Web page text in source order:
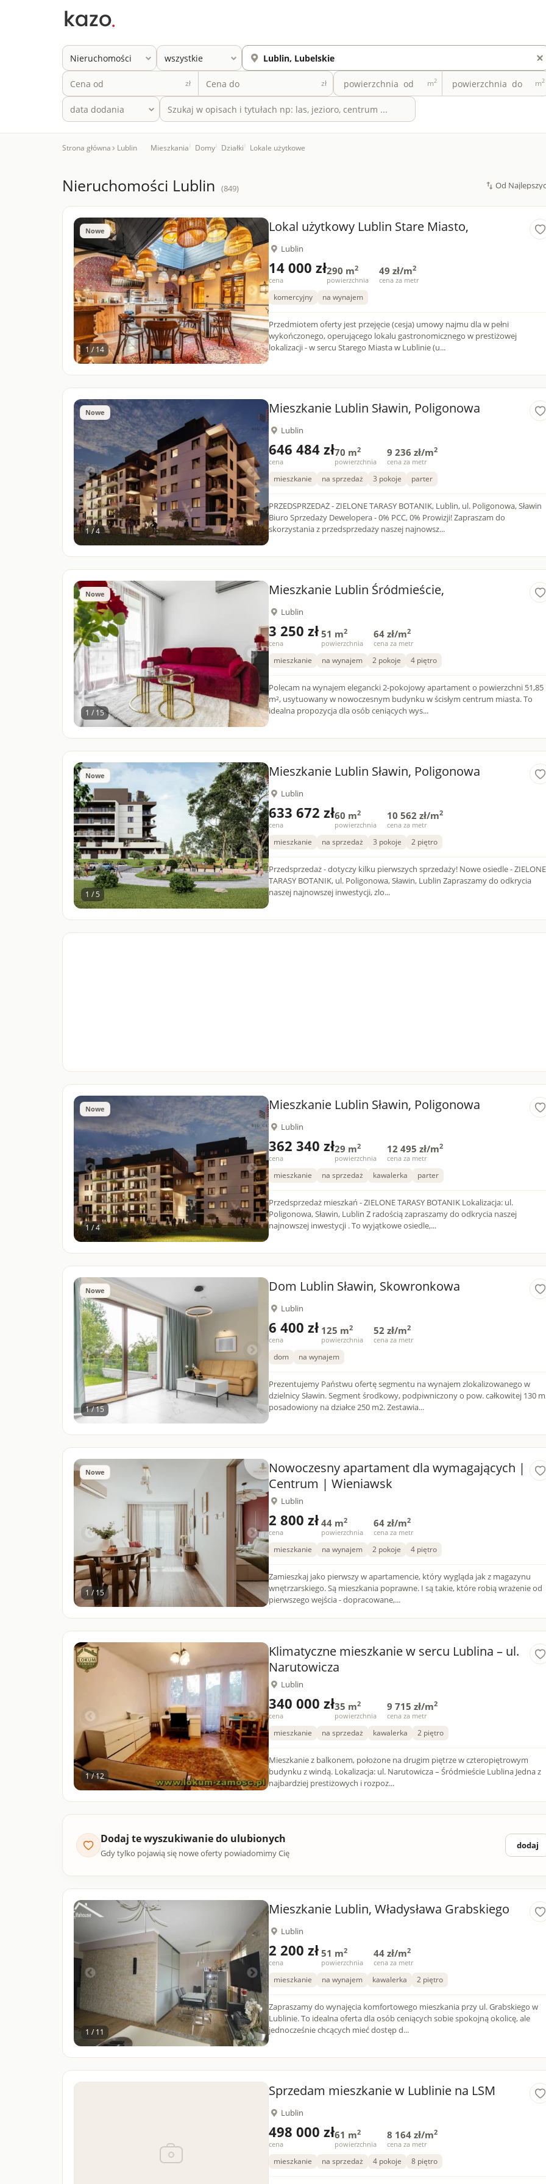
zł zł m2 m2
Strona główna Lublin Mieszkania Domy Działki Lokale użytkowe
Nieruchomości Lublin (849)
1 / 14
Nowe Lokal użytkowy Lublin Stare Miasto,
Lublin
14 000 zł
cena
290 m2
powierzchnia
49 zł/m2
cena za metr
komercyjny na wynajem
Przedmiotem oferty jest przejęcie (cesja) umowy najmu dla w pełni
wykończonego, operującego lokalu gastronomicznego w prestiżowej
lokalizacji - w sercu Starego Miasta w Lublinie (u...
1 / 4
Nowe Mieszkanie Lublin Sławin, Poligonowa
Lublin
646 484 zł
cena
70 m2
powierzchnia
9 236 zł/m2
cena za metr
mieszkanie na sprzedaż 3 pokoje parter
PRZEDSPRZEDAŻ - ZIELONE TARASY BOTANIK, Lublin, ul. Poligonowa, Sławin
Biuro Sprzedaży Dewelopera - 0% PCC, 0% Prowizji! Zapraszam do
skorzystania z przedsprzedaży naszej najnowsz...
1 / 15
Nowe Mieszkanie Lublin Śródmieście,
Lublin
3 250 zł
cena
51 m2
powierzchnia
64 zł/m2
cena za metr
mieszkanie na wynajem 2 pokoje 4 piętro
Polecam na wynajem elegancki 2-pokojowy apartament o powierzchni 51,85
m², usytuowany w nowoczesnym budynku w ścisłym centrum miasta. To
idealna propozycja dla osób ceniących wys...
1 / 5
Nowe Mieszkanie Lublin Sławin, Poligonowa
Lublin
633 672 zł
cena
60 m2
powierzchnia
10 562 zł/m2
cena za metr
mieszkanie na sprzedaż 3 pokoje 2 piętro
Przedsprzedaż - dotyczy kilku pierwszych sprzedaży! Nowe osiedle - ZIELONE
TARASY BOTANIK, ul. Poligonowa, Sławin, Lublin Zapraszamy do odkrycia
naszej najnowszej inwestycji, zlo...
1 / 4
Nowe Mieszkanie Lublin Sławin, Poligonowa
Lublin
362 340 zł
cena
29 m2
powierzchnia
12 495 zł/m2
cena za metr
mieszkanie na sprzedaż kawalerka parter
Przedsprzedaż mieszkań - ZIELONE TARASY BOTANIK Lokalizacja: ul.
Poligonowa, Sławin, Lublin Z radością zapraszamy do odkrycia naszej
najnowszej inwestycji . To wyjątkowe osiedle,...
1 / 15
Nowe Dom Lublin Sławin, Skowronkowa
Lublin
6 400 zł
cena
125 m2
powierzchnia
52 zł/m2
cena za metr
dom na wynajem
Prezentujemy Państwu ofertę segmentu na wynajem zlokalizowanego w
dzielnicy Sławin. Segment środkowy, podpiwniczony o pow. całkowitej 130
posadowiony na działce 250 m2. Zestawia...
1 / 15
Nowe
Nowoczesny apartament dla wymagających |
Centrum | Wieniawsk
Lublin
2 800 zł
cena
44 m2
powierzchnia
64 zł/m2
cena za metr
mieszkanie na wynajem 2 pokoje 4 piętro
Zamieszkaj jako pierwszy w apartamencie, który wygląda jak z magazynu
wnętrzarskiego. Są mieszkania poprawne. I są takie, które robią wrażenie od
pierwszego wejścia - dopracowane,...
1 / 12
Klimatyczne mieszkanie w sercu Lublina – ul.
Narutowicza
Lublin
340 000 zł
cena
35 m2
powierzchnia
9 715 zł/m2
cena za metr
mieszkanie na sprzedaż kawalerka 2 piętro
Mieszkanie z balkonem, położone na drugim piętrze w czteropiętrowym
budynku z windą. Lokalizacja: ul. Narutowicza – Śródmieście Lublina Jedna z
najbardziej prestiżowych i rozpoz...
Dodaj te wyszukiwanie do ulubionych
Gdy tylko pojawią się nowe oferty powiadomimy Cię
dodaj
1 / 11
Mieszkanie Lublin, Władysława Grabskiego
Lublin
2 200 zł
cena
51 m2
powierzchnia
44 zł/m2
cena za metr
mieszkanie na wynajem kawalerka 2 piętro
Zapraszamy do wynajęcia komfortowego mieszkania przy ul. Grabskiego w
Lublinie. To idealna oferta dla osób ceniących sobie spokojną okolicę, ale
jednocześnie chcących mieć dostęp d...
Sprzedam mieszkanie w Lublinie na LSM
Lublin
498 000 zł
cena
61 m2
powierzchnia
8 164 zł/m2
cena za metr
mieszkanie na sprzedaż 4 pokoje 8 piętro